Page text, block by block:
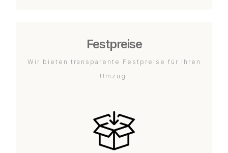
Festpreise
Wir bieten transparente Festpreise für Ihren
Umzug.